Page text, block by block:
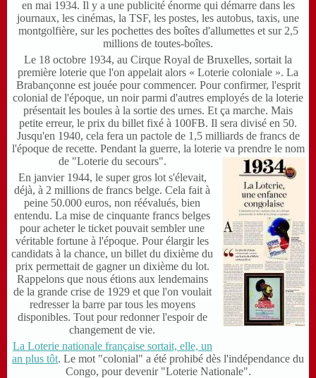
en mai 1934. Il y a une publicité énorme qui démarre dans les
journaux, les cinémas, la TSF, les postes, les autobus, taxis, une
montgolfière, sur les pochettes des boîtes d'allumettes et sur 2,5
millions de toutes-boîtes.
Le 18 octobre 1934, au Cirque Royal de Bruxelles, sortait la
première loterie que l'on appelait alors « Loterie coloniale ». La
Brabançonne est jouée pour commencer. Pour confirmer, l'esprit
colonial de l'époque, un noir parmi d'autres employés de la loterie
présentait les boules à la sortie des urnes. Et ça marche. Mais
petite erreur, le prix du billet fixé à 100FB. Il sera divisé en 50.
Jusqu'en 1940, cela fera un pactole de 1,5 milliards de francs de
l'époque de recette. Pendant la guerre, la loterie va prendre le nom
de "Loterie du secours".
En janvier 1944, le super gros lot s'élevait,
déjà, à 2 millions de francs belge. Cela fait à
peine 50.000 euros, non réévalués, bien
entendu. La mise de cinquante francs belges
pour acheter le ticket pouvait sembler une
véritable fortune à l'époque. Pour élargir les
candidats à la chance, un billet du dixième du
prix permettait de gagner un dixième du lot.
Rappelons que nous étions aux lendemains
de la grande crise de 1929 et que l'on voulait
redresser la barre par tous les moyens
disponibles. Tout pour redonner l'espoir de
changement de vie.
La Loterie nationale française sortait, elle, un
an plus tôt. Le mot "colonial" a été prohibé dès l'indépendance du
Congo, pour devenir "Loterie Nationale".